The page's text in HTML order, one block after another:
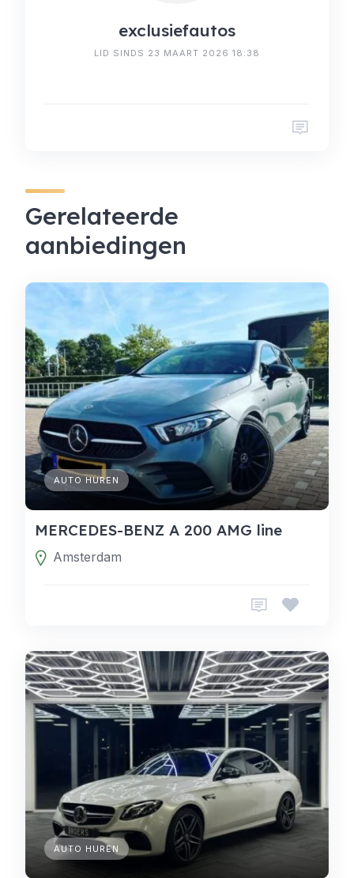
exclusiefautos
LID SINDS 23 MAART 2026 18:38
Gerelateerde
aanbiedingen
AUTO HUREN
MERCEDES-BENZ A 200 AMG line
Amsterdam
AUTO HUREN